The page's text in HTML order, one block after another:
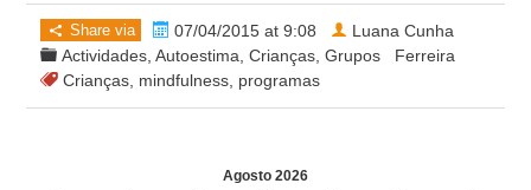
Share via
07/04/2015 at 9:08
Actividades ,Autoestima ,Crianças ,Grupos
Crianças mindfulness programas
Luana Cunha
Ferreira
Agosto 2026